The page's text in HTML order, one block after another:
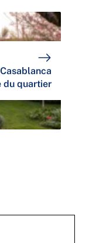
du quartier